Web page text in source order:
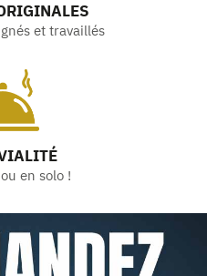
et travaillés
en solo !